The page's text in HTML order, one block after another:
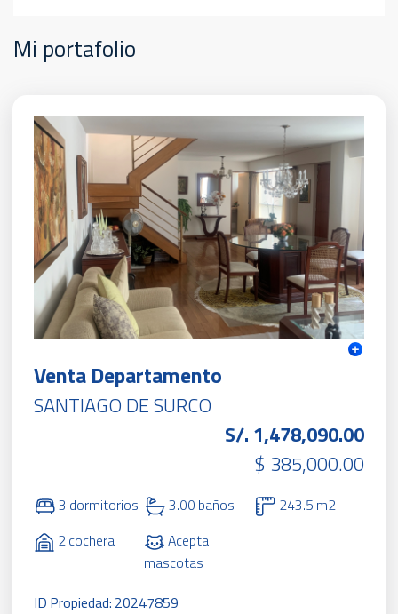
Mi portafolio
Venta Departamento
SANTIAGO DE SURCO
S/. 1,478,090.00
$ 385,000.00
3 dormitorios 3.00 baños
243.5 m2
2 cochera
Acepta
mascotas
ID Propiedad: 20247859